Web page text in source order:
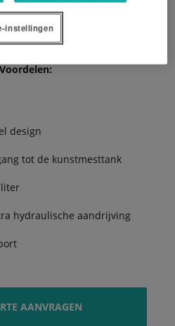
de bodemdruk tijdens het
op de kopakker.
design
tot de kunstmesttank
liter
hydraulische aandrijving
AANVRAGEN
instellingen